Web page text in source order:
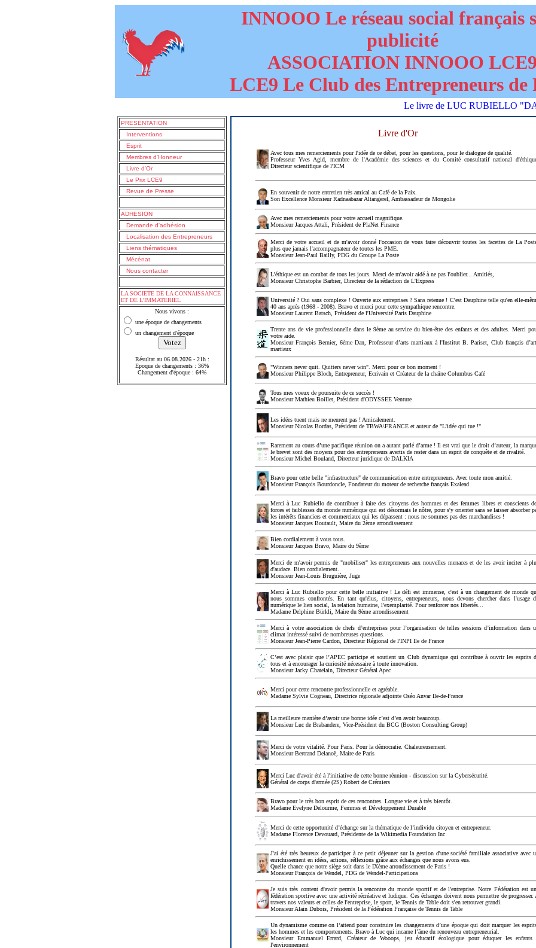
INNOOO Le réseau social français
publicité
ASSOCIATION INNOOO LCE9
LCE9 Le Club des Entrepreneurs de
Le livre de LUC RUBIELLO
PRESENTATION
Interventions
Esprit
Membres d'Honneur
Livre d'Or
Le Prix LCE9
Revue de Presse
ADHESION
Demande d'adhésion
Localisation des Entrepreneurs
Liens thématiques
Mécénat
Nous contacter
LA SOCIETE DE LA CONNAISSANCE
ET DE L'IMMATERIEL
Nous vivons :
une époque de changements
un changement d'époque
Résultat au 06.08.2026 - 21h :
Epoque de changements : 36%
Changement d'époque : 64%
Livre d'Or
Avec tous mes remerciements pour l'idée de ce débat, pour les questions, pour le dialogue de qualité.
Professeur Yves Agid, membre de l'Académie des sciences et du Comité consultatif national
Directeur scientifique de l'ICM
En souvenir de notre entretien très amical au Café de la Paix.
Son Excellence Monsieur Radnaabazar Altangerel, Ambassadeur de Mongolie
Avec mes remerciements pour votre accueil magnifique.
Monsieur Jacques Attali, Président de PlaNet Finance
Merci de votre accueil et de m'avoir donné l'occasion de vous faire découvrir toutes les facettes de La
plus que jamais l'accompagnateur de toutes les PME.
Monsieur Jean-Paul Bailly, PDG du Groupe La Poste
L'éthique est un combat de tous les jours. Merci de m'avoir aidé à ne pas l'oublier... Amitiés,
Monsieur Christophe Barbier, Directeur de la rédaction de L'Express
Université ? Oui sans complexe ! Ouverte aux entreprises ? Sans retenue ! C'est Dauphine telle qu'en elle-
40 ans après (1968 - 2008). Bravo et merci pour cette sympathique rencontre.
Monsieur Laurent Batsch, Président de l'Université Paris Dauphine
Trente ans de vie professionnelle dans le 9ème au service du bien-être des enfants et des adultes. Merci
votre aide.
Monsieur François Bernier, 6ème Dan, Professeur d’arts martiaux à l'Institut B. Pariset, Club français
martiaux
"Winners never quit. Quitters never win". Merci pour ce bon moment !
Monsieur Philippe Bloch, Entrepreneur, Ecrivain et Créateur de la chaîne Columbus Café
Tous mes voeux de poursuite de ce succès !
Monsieur Mathieu Boillet, Président d'ODYSSEE Venture
Les idées tuent mais ne meurent pas ! Amicalement.
Monsieur Nicolas Bordas, Président de TBWA\FRANCE et auteur de "L'idée qui tue !"
Rarement au cours d’une pacifique réunion on a autant parlé d’arme ! Il est vrai que le droit d’auteur, la
le brevet sont des moyens pour des entrepreneurs avertis de rester dans un esprit de conquête et de rivalité.
Monsieur Michel Bouland, Directeur juridique de DALKIA
Bravo pour cette belle "infrastructure" de communication entre entrepreneurs. Avec toute mon amitié.
Monsieur François Bourdoncle, Fondateur du moteur de recherche français Exalead
Merci à Luc Rubiello de contribuer à faire des citoyens des hommes et des femmes libres et conscients
forces et faiblesses du monde numérique qui est désormais le nôtre, pour s'y orienter sans se laisser absorber
les intérêts financiers et commerciaux qui les dépassent : nous ne sommes pas des marchandises !
Monsieur Jacques Boutault, Maire du 2ème arrondissement
Bien cordialement à vous tous.
Monsieur Jacques Bravo, Maire du 9ème
Merci de m'avoir permis de "mobiliser" les entrepreneurs aux nouvelles menaces et de les avoir inciter à
d'audace. Bien cordialement.
Monsieur Jean-Louis Bruguière, Juge
Merci à Luc Rubiello pour cette belle initiative ! Le défi est immense, c'est à un changement de monde
nous sommes confrontés. En tant qu'élus, citoyens, entrepreneurs, nous devons chercher dans l'usage
numérique le lien social, la relation humaine, l'exemplarité. Pour renforcer nos libertés...
Madame Delphine Bürkli, Maire du 9ème arrondissement
Merci à votre association de chefs d’entreprises pour l’organisation de telles sessions d’information dans
climat intéressé suivi de nombreuses questions.
Monsieur Jean-Pierre Cardon, Directeur Régional de l'INPI Ile de France
C’est avec plaisir que l’APEC participe et soutient un Club dynamique qui contribue à ouvrir les esprits
tous et à encourager la curiosité nécessaire à toute innovation.
Monsieur Jacky Chatelain, Directeur Général Apec
Merci pour cette rencontre professionnelle et agréable.
Madame Sylvie Cogneau, Directrice régionale adjointe Oséo Anvar Ile-de-France
La meilleure manière d’avoir une bonne idée c’est d’en avoir beaucoup.
Monsieur Luc de Brabandere, Vice-Président du BCG (Boston Consulting Group)
Merci de votre vitalité. Pour Paris. Pour la démocratie. Chaleureusement.
Monsieur Bertrand Delanoë, Maire de Paris
Merci Luc d'avoir été à l'initiative de cette bonne réunion - discussion sur la Cybersécurité.
Général de corps d'armée (2S) Robert de Crémiers
Bravo pour le très bon esprit de ces rencontres. Longue vie et à très bientôt.
Madame Evelyne Delourme, Femmes et Développement Durable
Merci de cette opportunité d’échange sur la thématique de l’individu citoyen et entrepreneur.
Madame Florence Devouard, Présidente de la Wikimedia Foundation Inc
J'ai été très heureux de participer à ce petit déjeuner sur la gestion d'une société familiale associative avec
enrichissement en idées, actions, réflexions grâce aux échanges que nous avons eus.
Quelle chance que notre siège soit dans le IXème arrondissement de Paris !
Monsieur François de Wendel, PDG de Wendel-Participations
Je suis très content d'avoir permis la rencontre du monde sportif et de l'entreprise. Notre Fédération est
fédération sportive avec une activité récréative et ludique. Ces échanges doivent nous permettre de progresser.
travers nos valeurs et celles de l'entreprise, le sport, le Tennis de Table doit s'en retrouver grandi.
Monsieur Alain Dubois, Président de la Fédération Française de Tennis de Table
Un dynamisme comme on l’attend pour construire les changements d’une époque qui doit marquer les
les hommes et les comportements. Bravo à Luc qui incarne l’âme du renouveau entrepreneurial.
Monsieur Emmanuel Errard, Créateur de Wooops, jeu éducatif écologique pour éduquer les enfants
l'environnement